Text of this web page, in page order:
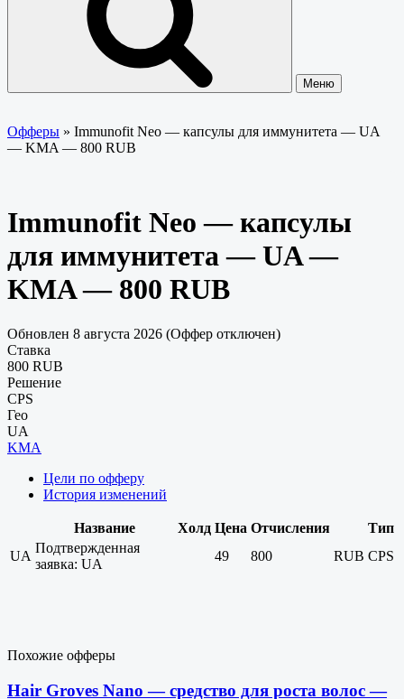
Меню
Офферы » Immunofit Neo — капсулы для иммунитета — UA
— KMA — 800 RUB
Immunofit Neo — капсулы
для иммунитета — UA —
KMA — 800 RUB
Обновлен 8 августа 2026 (Оффер отключен)
Ставка
800 RUB
Решение
CPS
Гео
UA
KMA
Цели по офферу
История изменений
Название Холд Цена Отчисления
Тип
UA
Подтвержденная
заявка: UA
49 800 RUB CPS
Похожие офферы
Hair Groves Nano — средство для роста волос —